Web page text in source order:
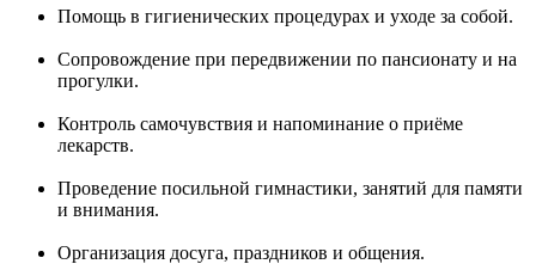
Помощь в гигиенических процедурах и уходе за собой.
Сопровождение при передвижении по пансионату и на
прогулки.
Контроль самочувствия и напоминание о приёме
лекарств.
Проведение посильной гимнастики, занятий для памяти
и внимания.
Организация досуга, праздников и общения.